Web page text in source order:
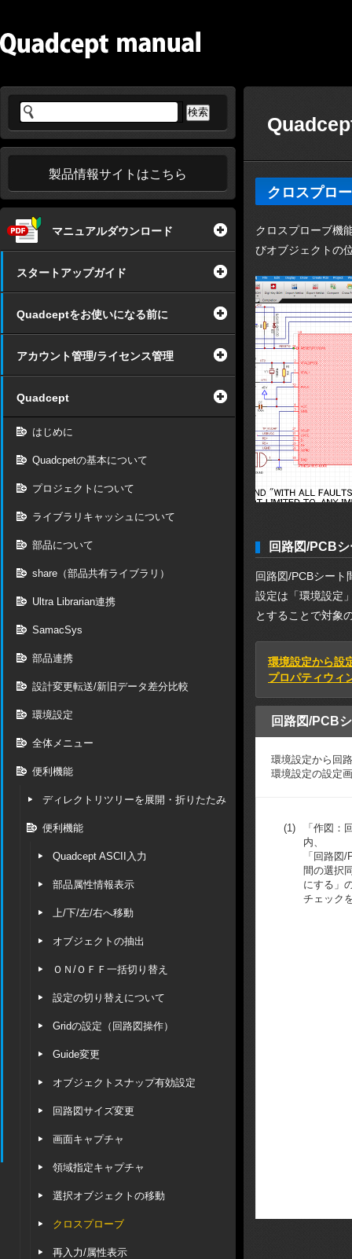
製品情報サイトはこちら
マニュアルダウンロード
スタートアップガイド
Quadceptをお使いになる前に
アカウント管理/ライセンス管理
Quadcept
はじめに
Quadcpetの基本について
プロジェクトについて
ライブラリキャッシュについて
部品について
share（部品共有ライブラリ）
Ultra Librarian連携
SamacSys
部品連携
設計変更転送/新旧データ差分比較
環境設定
全体メニュー
便利機能
ディレクトリツリーを展開・折りたたみ
便利機能
Quadcept ASCII入力
部品属性情報表示
上/下/左/右へ移動
オブジェクトの抽出
ＯＮ/ＯＦＦ一括切り替え
設定の切り替えについて
Gridの設定（回路図操作）
Guide変更
オブジェクトスナップ有効設定
回路図サイズ変更
画面キャプチャ
領域指定キャプチャ
選択オブジェクトの移動
クロスプローブ
再入力/属性表示
クロスプロ
クロスプローブ機
びオブジェクトの
回路図/PCB
回路図/PCBシート
設定は「環境設定
とすることで対象
環境設定から設
プロパティウィ
回路図/PCB
環境設定から回
環境設定の設定
(1)
「作図：
内、
「回路図
間の選択
にする」
チェック